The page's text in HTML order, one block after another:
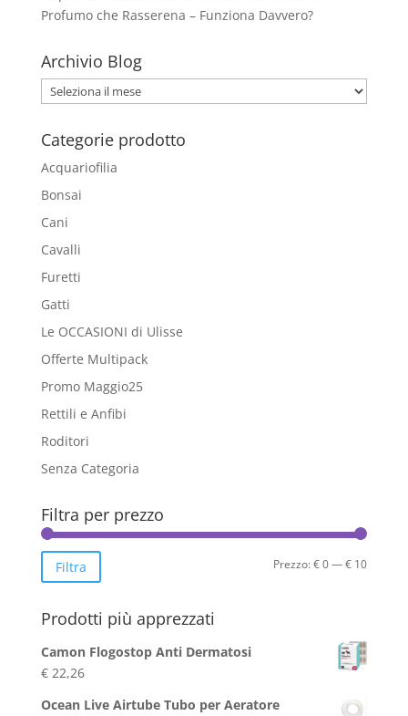
Profumo che Rasserena – Funziona Davvero?
Archivio Blog
Archivio
Blog
Categorie prodotto
Acquariofilia
Bonsai
Cani
Cavalli
Furetti
Gatti
Le OCCASIONI di Ulisse
Offerte Multipack
Promo Maggio25
Rettili e Anfibi
Roditori
Senza Categoria
Filtra per prezzo
Prezzo
Prezzo
Filtra Prezzo:€ 0—€ 10
Prodotti più apprezzati
Camon Flogostop Anti Dermatosi
€22,26
Ocean Live Airtube Tubo per Aeratore